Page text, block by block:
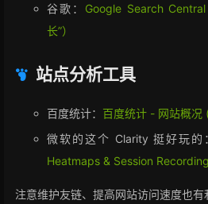
谷歌： Google Search
长”）
站点分析工具
百度统计： 百度统计 - 网站概况
微软的这个 Clarity 挺好玩的
Heatmaps & Session
注意维护友链、提高网站访问速度也有